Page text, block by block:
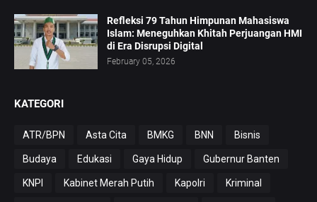
Refleksi 79 Tahun Himpunan Mahasiswa
Islam: Meneguhkan Khitah Perjuangan HMI
di Era Disrupsi Digital
February 05, 2026
KATEGORI
ATR/BPN Asta Cita BMKG BNN Bisnis
Budaya Edukasi Gaya Hidup Gubernur Banten
KNPI Kabinet Merah Putih Kapolri Kriminal